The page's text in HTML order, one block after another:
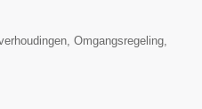
Omgangsregeling,